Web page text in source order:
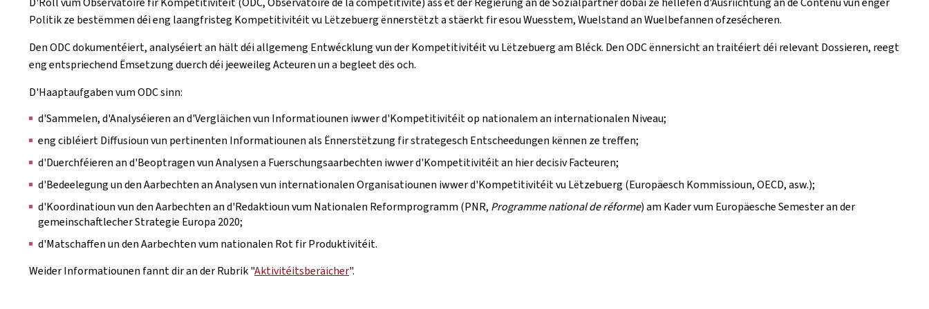
Politik ze bestëmmen déi eng laangfristeg Kompetitivitéit vu Lëtzebuerg ënnerstëtzt a stäerkt fir esou Wuesstem, Wuelstand an Wuelbefannen ofzesécheren.
Den ODC dokumentéiert, analyséiert an hält déi allgemeng Entwécklung vun der Kompetitivitéit vu Lëtzebuerg am Bléck. Den ODC ënnersicht an traitéiert déi relevant Dossieren, reegt
eng entspriechend Ëmsetzung duerch déi jeeweileg Acteuren un a begleet dës och.
D'Haaptaufgaben vum ODC sinn:
d'Sammelen, d'Analyséieren an d'Vergläichen vun Informatiounen iwwer d'Kompetitivitéit op nationalem an internationalen Niveau;
eng cibléiert Diffusioun vun pertinenten Informatiounen als Ënnerstëtzung fir strategesch Entscheedungen kënnen ze treffen;
d'Duerchféieren an d'Beoptragen vun Analysen a Fuerschungsaarbechten iwwer d'Kompetitivitéit an hier decisiv Facteuren;
d'Bedeelegung un den Aarbechten an Analysen vun internationalen Organisatiounen iwwer d'Kompetitivitéit vu Lëtzebuerg (Europäesch Kommissioun, OECD, asw.);
d'Koordinatioun vun den Aarbechten an d'Redaktioun vum Nationalen Reformprogramm (PNR, Programme national de réforme) am Kader vum Europäesche Semester an der
gemeinschaftlecher Strategie Europa 2020;
d'Matschaffen un den Aarbechten vum nationalen Rot fir Produktivitéit.
Weider Informatiounen fannt dir an der Rubrik "Aktivitéitsberäicher".